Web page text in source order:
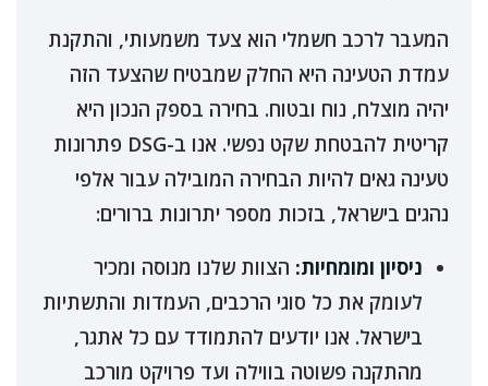
המעבר לרכב חשמלי הוא צעד משמעותי, והתקנת
עמדת הטעינה היא החלק שמבטיח שהצעד הזה
יהיה מוצלח, נוח ובטוח. בחירה בספק הנכון היא
קריטית להבטחת שקט נפשי. אנו ב-DSG פתרונות
טעינה גאים להיות הבחירה המובילה עבור אלפי
נהגים בישראל, בזכות מספר יתרונות ברורים:
ניסיון ומומחיות: הצוות שלנו מנוסה ומכיר
לעומק את כל סוגי הרכבים, העמדות והתשתיות
בישראל. אנו יודעים להתמודד עם כל אתגר,
מהתקנה פשוטה בווילה ועד פרויקט מורכב